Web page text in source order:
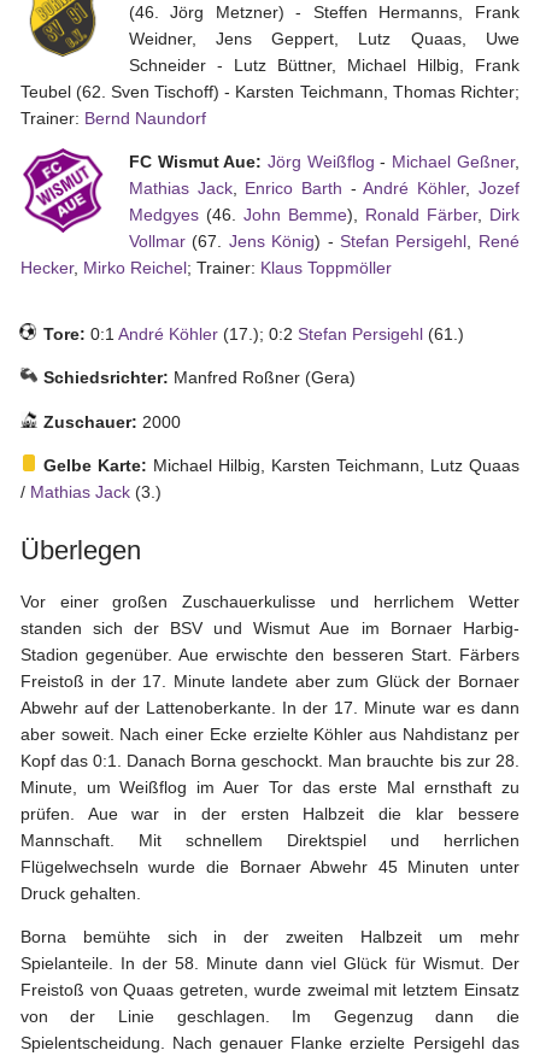
Tippspiel
Aue-
Away
Fanzine
Bilderarchiv
Aue-
On
Tour
Fanturniere
Fanfreundschaften
Downloads
Tickets
Archiv
DFB-
Pokalspiele
Sachsen-
Pokalspiele
Erzgebirgsstadion
Stadionchronik
Umbau-
Tagebuch
(46. Jörg Metzner) - Steffen Hermanns, Frank
Weidner, Jens Geppert, Lutz Quaas, Uwe
Schneider - Lutz Büttner, Michael Hilbig, Frank
Teubel (62. Sven Tischoff) - Karsten Teichmann, Thomas Richter;
Trainer: Bernd Naundorf
FC Wismut Aue: Jörg Weißflog - Michael Geßner,
Mathias Jack, Enrico Barth -André Köhler, Jozef
Medgyes(46. John Bemme), Ronald Färber, Dirk
Vollmar(67. Jens König) - Stefan Persigehl, René
Hecker, Mirko Reichel; Trainer: Klaus Toppmöller
Tore: 0:1 André Köhler(17.); 0:2 Stefan Persigehl(61.)
Schiedsrichter: Manfred Roßner (Gera)
Zuschauer: 2000
Gelbe Karte: Michael Hilbig, Karsten Teichmann, Lutz Quaas
/ Mathias Jack(3.)
Überlegen
Vor einer großen Zuschauerkulisse und herrlichem Wetter
standen sich der BSV und Wismut Aue im Bornaer Harbig-
Stadion gegenüber. Aue erwischte den besseren Start. Färbers
Freistoß in der 17. Minute landete aber zum Glück der Bornaer
Abwehr auf der Lattenoberkante. In der 17. Minute war es dann
aber soweit. Nach einer Ecke erzielte Köhler aus Nahdistanz per
Kopf das 0:1. Danach Borna geschockt. Man brauchte bis zur 28.
Minute, um Weißflog im Auer Tor das erste Mal ernsthaft zu
prüfen. Aue war in der ersten Halbzeit die klar bessere
Mannschaft. Mit schnellem Direktspiel und herrlichen
Flügelwechseln wurde die Bornaer Abwehr 45 Minuten unter
Druck gehalten.
Borna bemühte sich in der zweiten Halbzeit um mehr
Spielanteile. In der 58. Minute dann viel Glück für Wismut. Der
Freistoß von Quaas getreten, wurde zweimal mit letztem Einsatz
von der Linie geschlagen. Im Gegenzug dann die
Spielentscheidung. Nach genauer Flanke erzielte Persigehl das